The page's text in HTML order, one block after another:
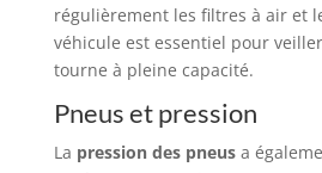
régulièrement les filtres à air et
véhicule est essentiel pour
tourne à pleine capacité.
Pneus et pression
La pression des pneusa